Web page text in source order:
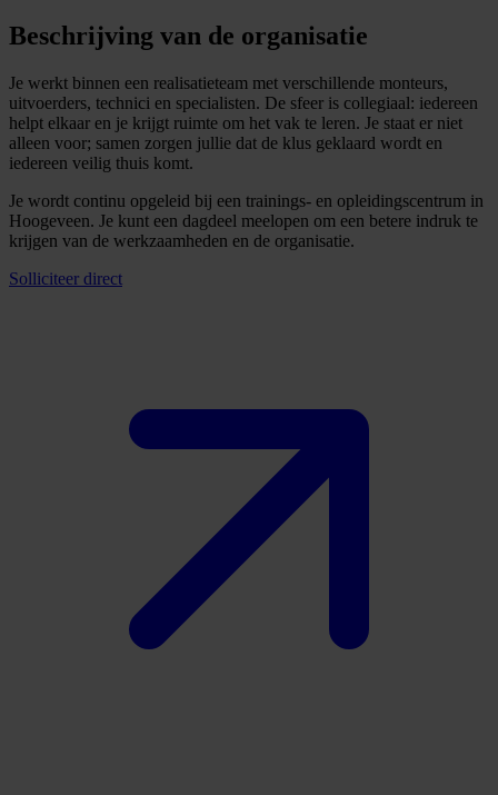
Beschrijving van de organisatie
Je werkt binnen een realisatieteam met verschillende monteurs,
uitvoerders, technici en specialisten. De sfeer is collegiaal: iedereen
helpt elkaar en je krijgt ruimte om het vak te leren. Je staat er niet
alleen voor; samen zorgen jullie dat de klus geklaard wordt en
iedereen veilig thuis komt.
Je wordt continu opgeleid bij een trainings- en opleidingscentrum in
Hoogeveen. Je kunt een dagdeel meelopen om een betere indruk te
krijgen van de werkzaamheden en de organisatie.
Solliciteer direct